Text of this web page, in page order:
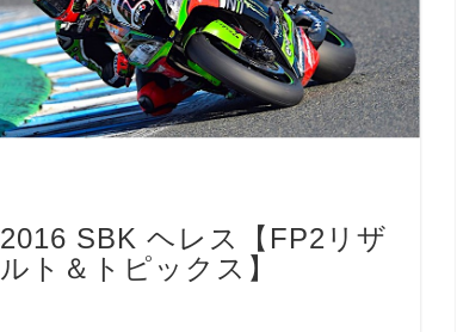
2016 SBK ヘレス【FP2リザ
ルト＆トピックス】